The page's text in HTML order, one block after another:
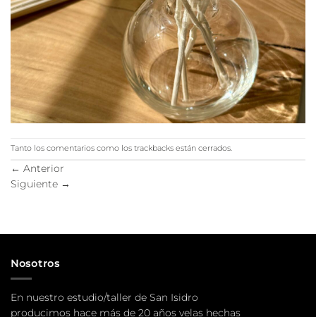
Tanto los comentarios como los trackbacks están cerrados.
← Anterior
Siguiente →
Nosotros
En nuestro estudio/taller de San Isidro
producimos hace más de 20 años velas hechas